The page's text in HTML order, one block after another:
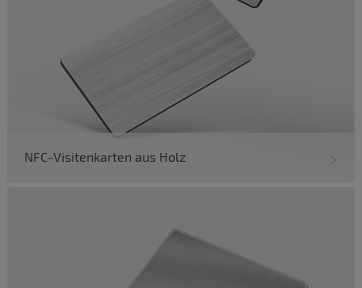
NFC-Visitenkarten aus Holz